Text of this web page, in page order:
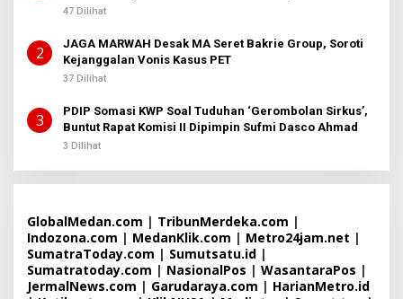
Sembiring
47 Dilihat
2
JAGA MARWAH Desak MA Seret Bakrie Group, Soroti
Kejanggalan Vonis Kasus PET
37 Dilihat
3
PDIP Somasi KWP Soal Tuduhan ‘Gerombolan Sirkus’,
Buntut Rapat Komisi II Dipimpin Sufmi Dasco Ahmad
3 Dilihat
GlobalMedan.com | TribunMerdeka.com |
Indozona.com | MedanKlik.com | Metro24jam.net |
SumatraToday.com | Sumutsatu.id |
Sumatratoday.com | NasionalPos | WasantaraPos |
JermalNews.com | Garudaraya.com | HarianMetro.id